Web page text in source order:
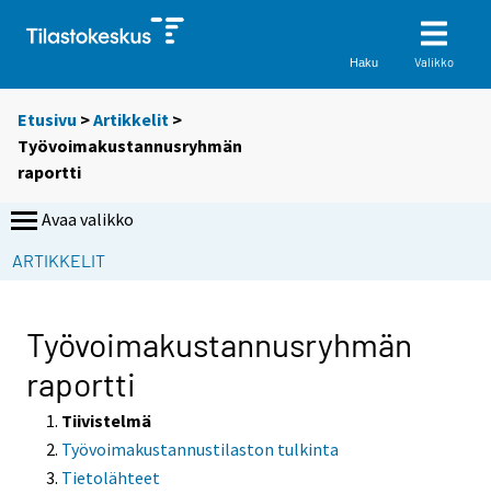
Haku Valikko
Etusivu >Artikkelit >
Työvoimakustannusryhmän
raportti
Avaa valikko
ARTIKKELIT
Työvoimakustannusryhmän
raportti
Tiivistelmä
Työvoimakustannustilaston tulkinta
Tietolähteet